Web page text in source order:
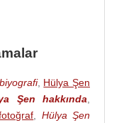
(Meryem) (TV
Dizisi)
, Hülya Şen
Şen hakkında
Hülya Şen